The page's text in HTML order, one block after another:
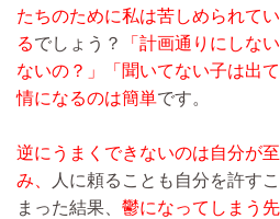
たちのために私は苦しめられて
るでしょう？
「計画通りにしな
ないの？」「聞いてない子は出
情になるのは簡単です。
逆にうまくできないのは自分が
み、
人に頼ることも自分を許す
まった結果、 鬱になってしまう